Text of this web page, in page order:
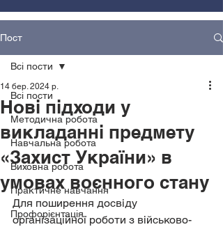
Пост
Всі пости
Методична робота
Навчальна робота
Виховна робота
Практичне навчання
Профорієнтація
Всі пости
Нові підходи у
викладанні предмету
«Захист України» в
умовах воєнного стану
14 бер. 2024 р.
Для поширення досвіду
організаційної роботи з військово-